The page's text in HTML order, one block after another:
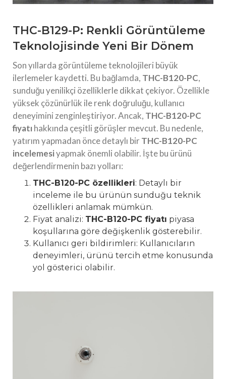
THC-B129-P: Renkli Görüntüleme
Teknolojisinde Yeni Bir Dönem
Son yıllarda görüntüleme teknolojileri büyük
ilerlemeler kaydetti. Bu bağlamda, THC-B120-PC,
sunduğu yenilikçi özelliklerle dikkat çekiyor. Özellikle
yüksek çözünürlük ile renk doğruluğu, kullanıcı
deneyimini zenginleştiriyor. Ancak, THC-B120-PC
fiyatıhakkında çeşitli görüşler mevcut. Bu nedenle,
yatırım yapmadan önce detaylı birTHC-B120-PC
incelemesiyapmak önemli olabilir. İşte bu ürünü
değerlendirmenin bazı yolları:
THC-B120-PC özellikleri: Detaylı bir
inceleme ile bu ürünün sunduğu teknik
özellikleri anlamak mümkün.
Fiyat analizi: THC-B120-PC fiyatı piyasa
koşullarına göre değişkenlik gösterebilir.
Kullanıcı geri bildirimleri: Kullanıcıların
deneyimleri, ürünü tercih etme konusunda
yol gösterici olabilir.